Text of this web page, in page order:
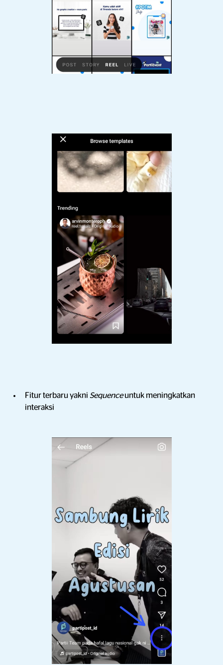
Fitur terbaru yakniSequenceuntuk meningkatkan
interaksi